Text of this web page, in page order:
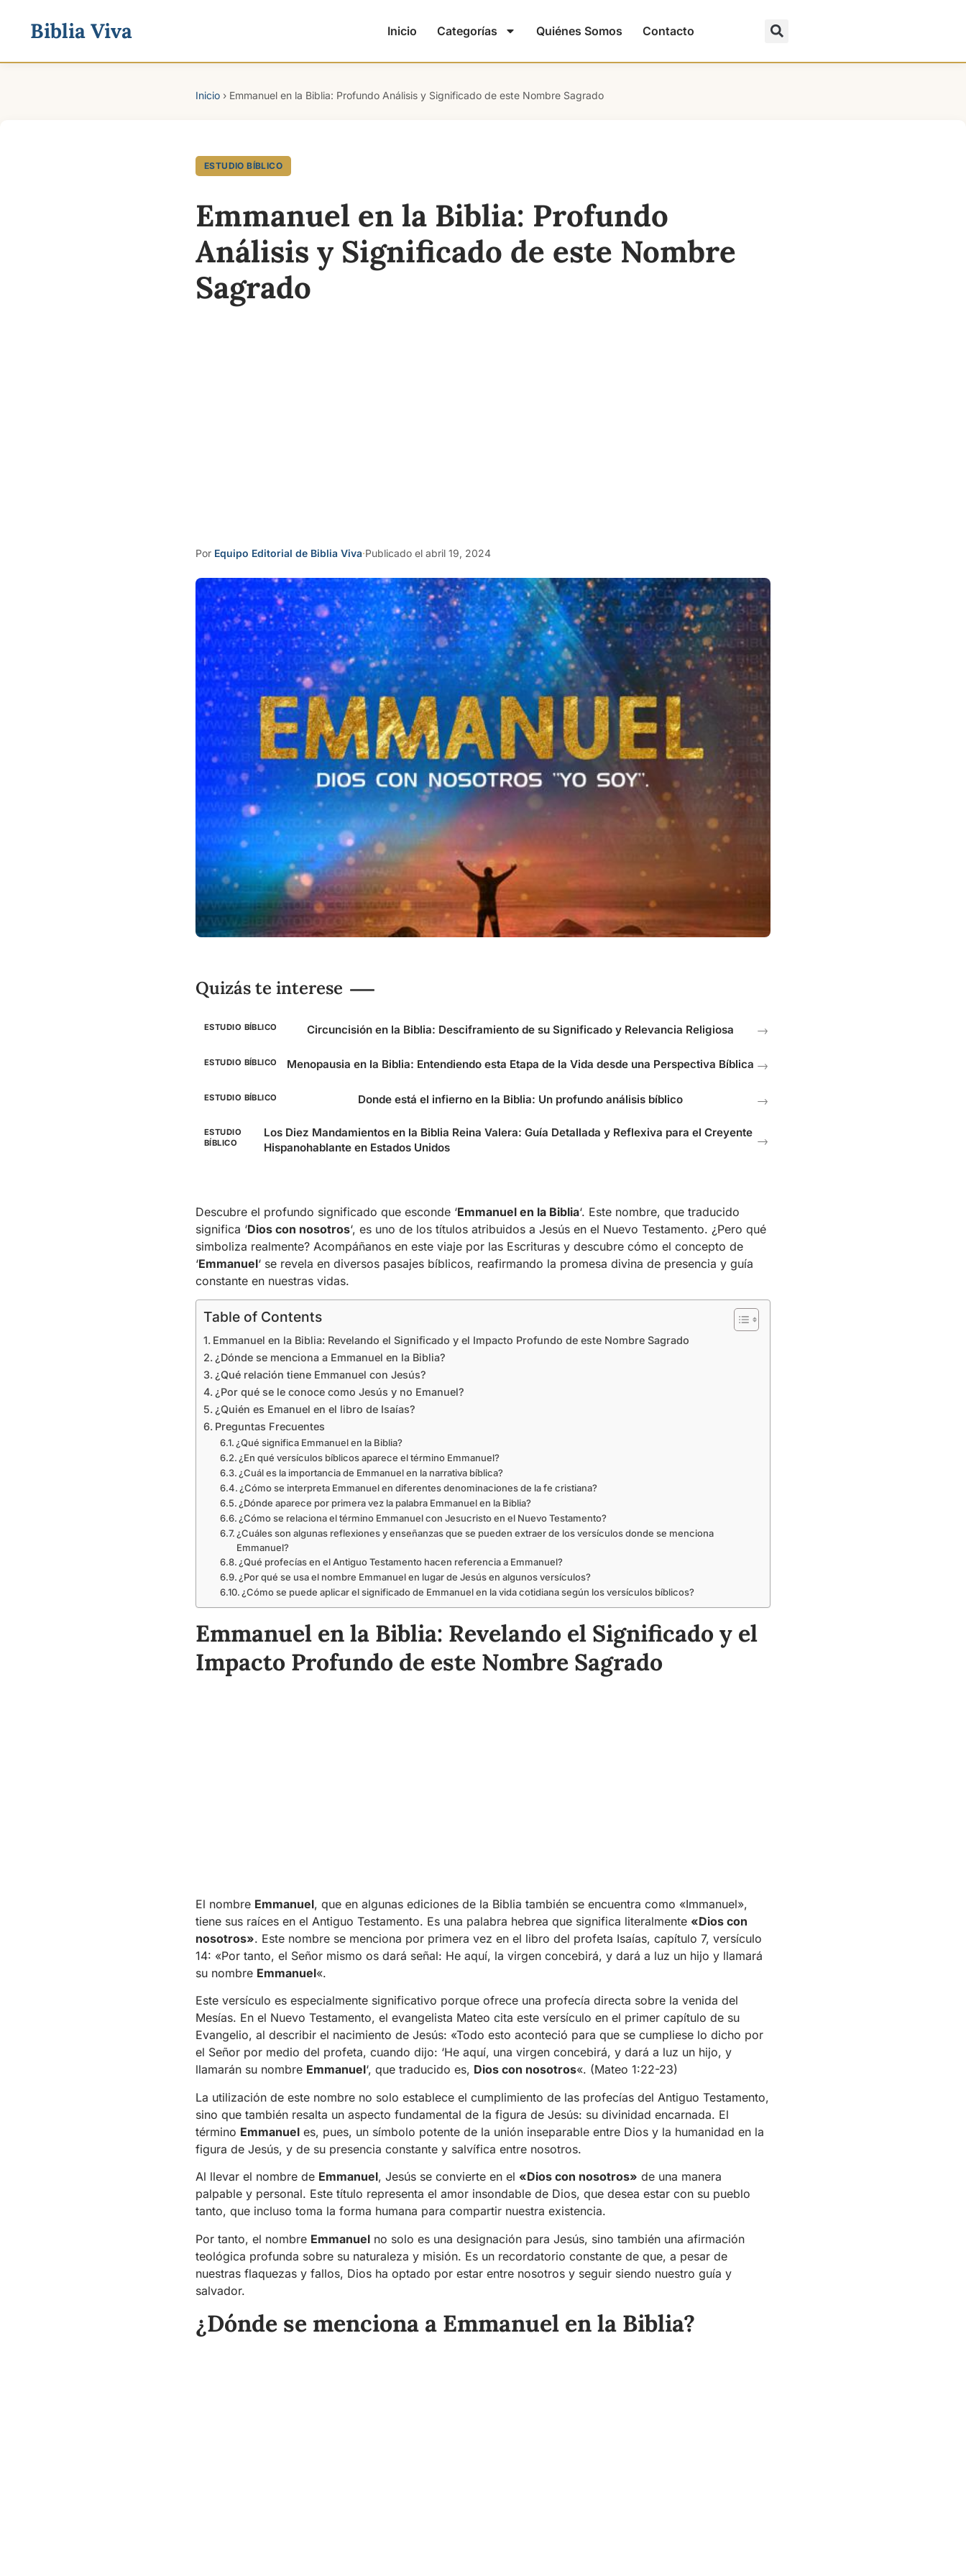
Biblia Viva Inicio Categorías Quiénes Somos Contacto
Inicio › Emmanuel en la Biblia: Profundo Análisis y Significado de este Nombre Sagrado
ESTUDIO BÍBLICO
Emmanuel en la Biblia: Profundo
Análisis y Significado de este Nombre
Sagrado
Por Equipo Editorial de Biblia Viva·Publicado el abril 19, 2024
Quizás te interese
ESTUDIO BÍBLICO Circuncisión en la Biblia: Desciframiento de su Significado y Relevancia Religiosa →
ESTUDIO BÍBLICO Menopausia en la Biblia: Entendiendo esta Etapa de la Vida desde una Perspectiva Bíblica →
ESTUDIO BÍBLICO Donde está el infierno en la Biblia: Un profundo análisis bíblico →
ESTUDIO
BÍBLICO
Los Diez Mandamientos en la Biblia Reina Valera: Guía Detallada y Reflexiva para el Creyente
Hispanohablante en Estados Unidos
→
Descubre el profundo significado que esconde ‘Emmanuel en la Biblia‘. Este nombre, que traducido
significa ‘Dios con nosotros‘, es uno de los títulos atribuidos a Jesús en el Nuevo Testamento. ¿Pero qué
simboliza realmente? Acompáñanos en este viaje por las Escrituras y descubre cómo el concepto de
‘Emmanuel‘ se revela en diversos pasajes bíblicos, reafirmando la promesa divina de presencia y guía
constante en nuestras vidas.
Table of Contents
Emmanuel en la Biblia: Revelando el Significado y el Impacto Profundo de este Nombre Sagrado
¿Dónde se menciona a Emmanuel en la Biblia?
¿Qué relación tiene Emmanuel con Jesús?
¿Por qué se le conoce como Jesús y no Emanuel?
¿Quién es Emanuel en el libro de Isaías?
Preguntas Frecuentes
¿Qué significa Emmanuel en la Biblia?
¿En qué versículos bíblicos aparece el término Emmanuel?
¿Cuál es la importancia de Emmanuel en la narrativa bíblica?
¿Cómo se interpreta Emmanuel en diferentes denominaciones de la fe cristiana?
¿Dónde aparece por primera vez la palabra Emmanuel en la Biblia?
¿Cómo se relaciona el término Emmanuel con Jesucristo en el Nuevo Testamento?
¿Cuáles son algunas reflexiones y enseñanzas que se pueden extraer de los versículos donde se menciona
Emmanuel?
¿Qué profecías en el Antiguo Testamento hacen referencia a Emmanuel?
¿Por qué se usa el nombre Emmanuel en lugar de Jesús en algunos versículos?
¿Cómo se puede aplicar el significado de Emmanuel en la vida cotidiana según los versículos bíblicos?
Emmanuel en la Biblia: Revelando el Significado y el
Impacto Profundo de este Nombre Sagrado
El nombre Emmanuel, que en algunas ediciones de la Biblia también se encuentra como «Immanuel»,
tiene sus raíces en el Antiguo Testamento. Es una palabra hebrea que significa literalmente «Dios con
nosotros». Este nombre se menciona por primera vez en el libro del profeta Isaías, capítulo 7, versículo
14: «Por tanto, el Señor mismo os dará señal: He aquí, la virgen concebirá, y dará a luz un hijo y llamará
su nombre Emmanuel«.
Este versículo es especialmente significativo porque ofrece una profecía directa sobre la venida del
Mesías. En el Nuevo Testamento, el evangelista Mateo cita este versículo en el primer capítulo de su
Evangelio, al describir el nacimiento de Jesús: «Todo esto aconteció para que se cumpliese lo dicho por
el Señor por medio del profeta, cuando dijo: ‘He aquí, una virgen concebirá, y dará a luz un hijo, y
llamarán su nombre Emmanuel‘, que traducido es, Dios con nosotros«. (Mateo 1:22-23)
La utilización de este nombre no solo establece el cumplimiento de las profecías del Antiguo Testamento,
sino que también resalta un aspecto fundamental de la figura de Jesús: su divinidad encarnada. El
término Emmanuel es, pues, un símbolo potente de la unión inseparable entre Dios y la humanidad en la
figura de Jesús, y de su presencia constante y salvífica entre nosotros.
Al llevar el nombre de Emmanuel, Jesús se convierte en el «Dios con nosotros» de una manera
palpable y personal. Este título representa el amor insondable de Dios, que desea estar con su pueblo
tanto, que incluso toma la forma humana para compartir nuestra existencia.
Por tanto, el nombre Emmanuel no solo es una designación para Jesús, sino también una afirmación
teológica profunda sobre su naturaleza y misión. Es un recordatorio constante de que, a pesar de
nuestras flaquezas y fallos, Dios ha optado por estar entre nosotros y seguir siendo nuestro guía y
salvador.
¿Dónde se menciona a Emmanuel en la Biblia?